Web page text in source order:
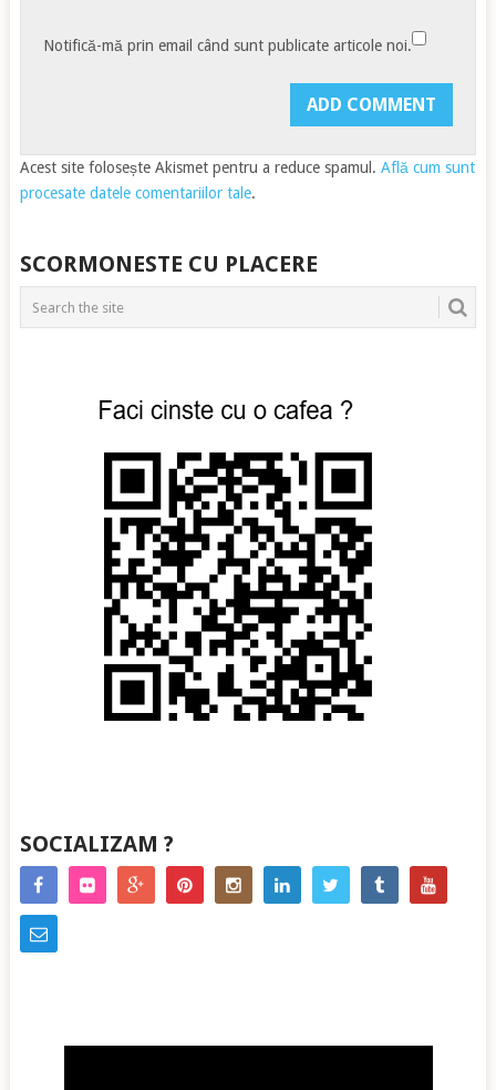
Notifică-mă prin email când sunt publicate articole noi.
Acest site folosește Akismet pentru a reduce spamul. Află cum sunt
procesate datele comentariilor tale.
SCORMONESTE CU PLACERE
SOCIALIZAM ?